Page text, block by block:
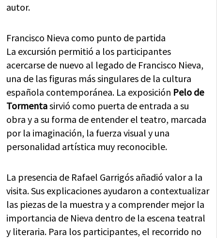
autor.
Francisco Nieva como punto de partida
La excursión permitió a los participantes
acercarse de nuevo al legado de Francisco Nieva,
una de las figuras más singulares de la cultura
española contemporánea. La exposición Pelo de
Tormentasirvió como puerta de entrada a su
obra y a su forma de entender el teatro, marcada
por la imaginación, la fuerza visual y una
personalidad artística muy reconocible.
La presencia de Rafael Garrigós añadió valor a la
visita. Sus explicaciones ayudaron a contextualizar
las piezas de la muestra y a comprender mejor la
importancia de Nieva dentro de la escena teatral
y literaria. Para los participantes, el recorrido no